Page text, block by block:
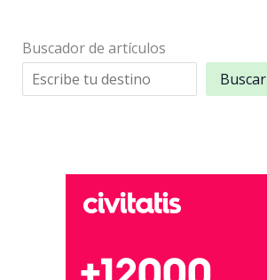
Buscador de artículos
Buscar